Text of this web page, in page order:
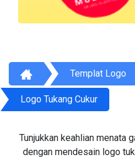
Templat Logo
Logo Tukang Cukur
Tunjukkan keahlian menata
dengan mendesain logo